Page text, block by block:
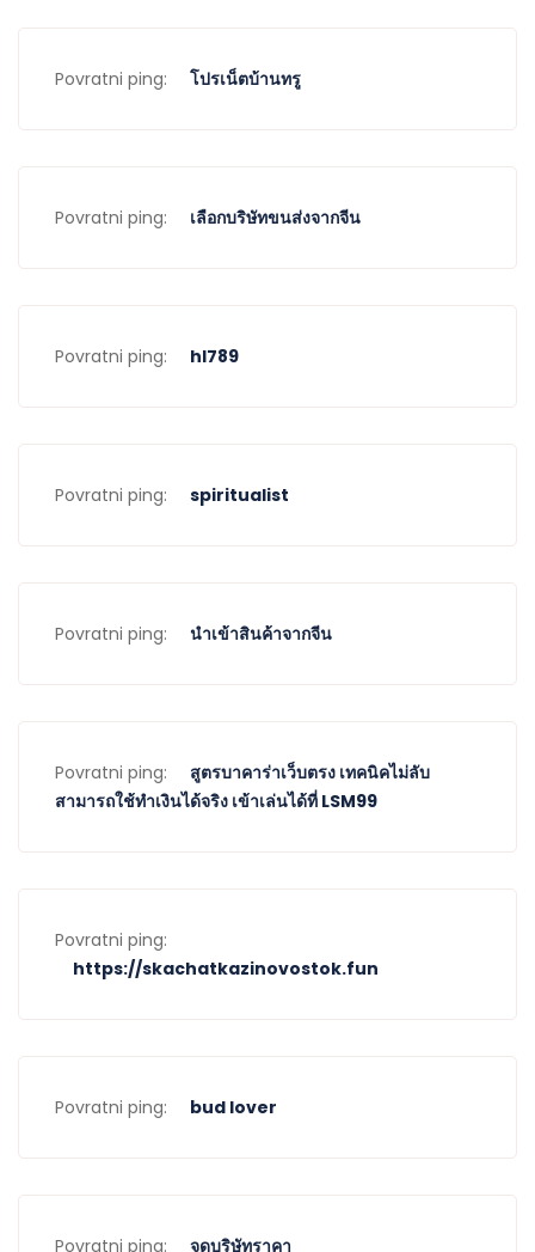
Povratni ping: โปรเน็ตบ้านทรู
Povratni ping: เลือกบริษัทขนส่งจากจีน
Povratni ping: hl789
Povratni ping: spiritualist
Povratni ping: นำเข้าสินค้าจากจีน
Povratni ping:
สูตรบาคาร่าเว็บตรง เทคนิคไม่ลับ
สามารถใช้ทำเงินได้จริง เข้าเล่นได้ที่ LSM99
Povratni ping:
https://skachatkazinovostok.fun
Povratni ping: bud lover
Povratni ping: จดบริษัทราคา